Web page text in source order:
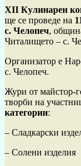
XII Кулинарен
ще се проведе на
с. Челопеч,
Читалището – с.
Организатор е
с. Челопеч.
Жури от майстор-
творби на
категории:
– Сладкарски
– Солени изделия